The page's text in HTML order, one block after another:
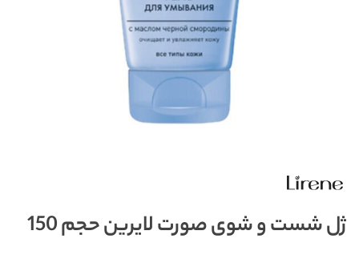
ژل شست و شوی صورت لایرین حجم 150